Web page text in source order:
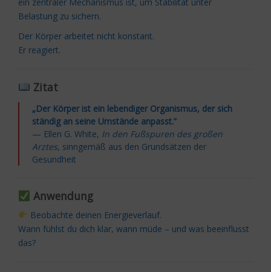
Belastung zu sichern.
Der Körper arbeitet nicht konstant.
Er reagiert.
Zitat
„Der Körper ist ein lebendiger Organismus, der sich
ständig an seine Umstände anpasst.”
— Ellen G. White, In den Fußspuren des großen
Arztes, sinngemäß aus den Grundsätzen der
Gesundheit
Anwendung
Beobachte deinen Energieverlauf.
Wann fühlst du dich klar, wann müde – und was beeinflusst
das?